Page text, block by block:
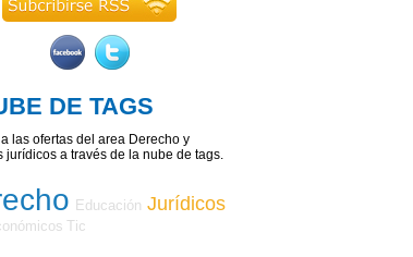
DE TAGS
las ofertas del area Derecho y
jurídicos a través de la nube de tags.
Educación Jurídicos
Tic